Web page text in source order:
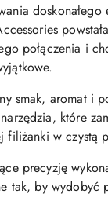
doskonałego
połączenia i
smak, aromat i
które
filiżanki w czystą
precyzję
tak, by wydobyć